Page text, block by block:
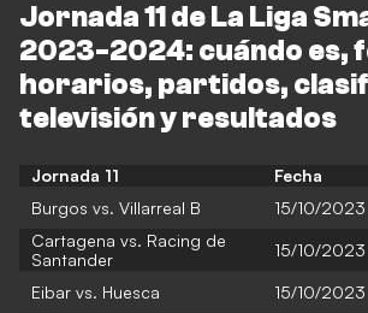
Jornada 11 de La Liga
2023-2024: cuándo es,
horarios, partidos,
televisión y resultados
Jornada 11 Fecha
Burgos vs. Villarreal B
15/10/2023
Cartagena vs. Racing de
Santander
15/10/2023
Eibar vs. Huesca 15/10/2023